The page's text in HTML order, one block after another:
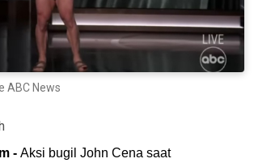
ABC News
- Aksi bugil John Cena saat